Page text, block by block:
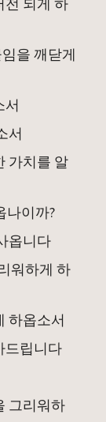
전 되게 하
을 깨닫게
서
서
가치를 알
나이까?
옵니다
워하게 하
하옵소서
드립니다
그리워하